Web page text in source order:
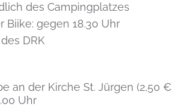
des Campingplatzes
Biike: gegen 18.30 Uhr
DRK
an der Kirche St. Jürgen (2,50 €
Uhr